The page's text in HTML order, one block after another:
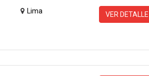
Lima VER DETALLE